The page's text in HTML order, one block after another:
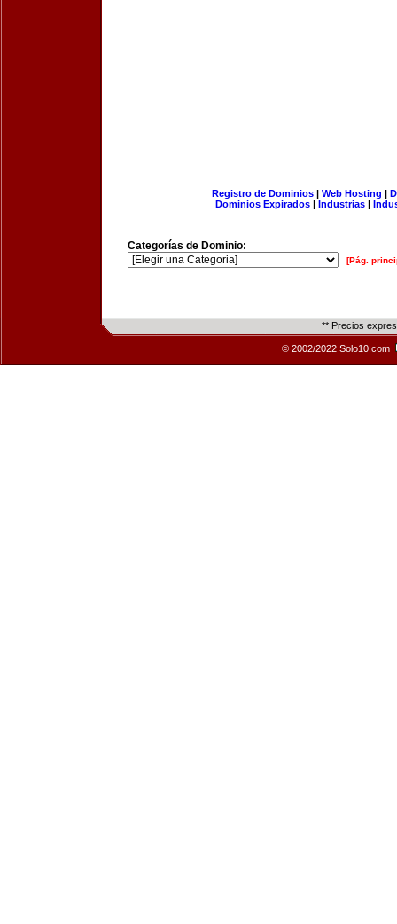
Registro de Dominios| Web Hosting |
Dominios Expirados | Industrias |
Categorías de Dominio:
[Pág.
** Precios
© 2002/2022 Solo10.com